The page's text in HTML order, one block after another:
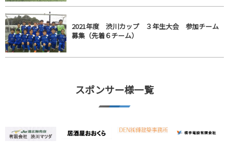
2021年度 渋川カップ ３年生大会 参加チーム
募集（先着６チーム）
スポンサー様一覧